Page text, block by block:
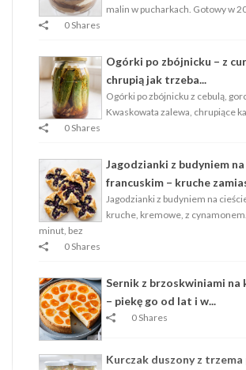
malin w pucharkach. Gotowy w
0 Shares
Ogórki po zbójnicku – z
chrupią jak trzeba...
Ogórki po zbójnicku z cebulą,
Kwaskowata zalewa, chrupiące
0 Shares
Jagodzianki z budyniem
francuskim – kruche
Jagodzianki z budyniem na
kruche, kremowe, z
minut, bez
0 Shares
Sernik z brzoskwiniami na
– piekę go od lat i w...
0 Shares
Kurczak duszony z